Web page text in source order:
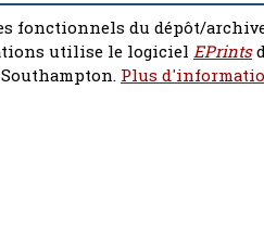
fonctionnels du dépôt/
utilise le logiciel EPrints
Plus